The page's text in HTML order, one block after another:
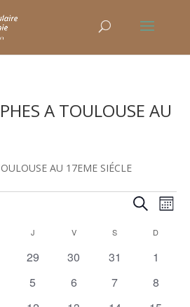
A TOULOUSE AU
AU 17EME SIÉCLE
vues
Recherche
de
Mois
MERCREDI
J VVENDREDIS D
0
29
0
30
0
31
0
1
0
5
0
6
0
7
0
8